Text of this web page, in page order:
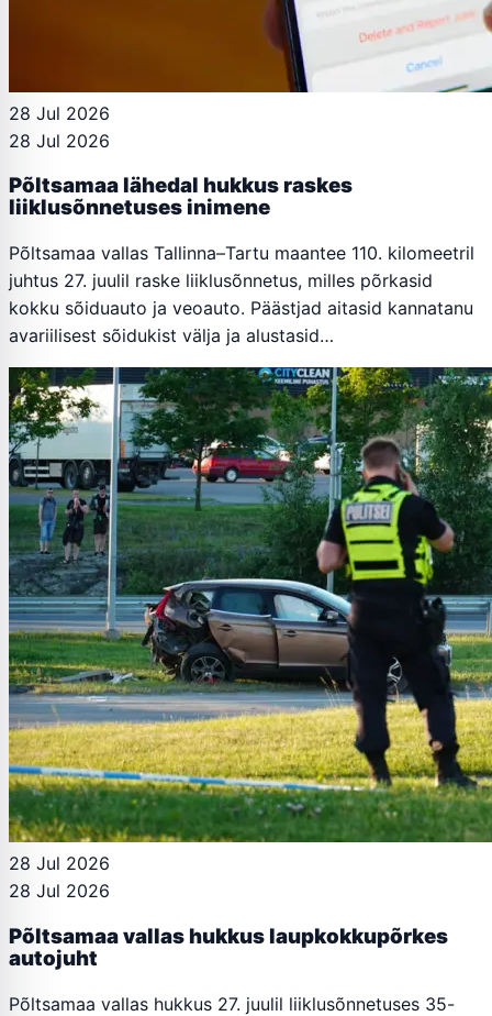
28 Jul 2026
28 Jul 2026
Põltsamaa lähedal hukkus raskes
liiklusõnnetuses inimene
Põltsamaa vallas Tallinna–Tartu maantee 110. kilomeetril
juhtus 27. juulil raske liiklusõnnetus, milles põrkasid
kokku sõiduauto ja veoauto. Päästjad aitasid kannatanu
avariilisest sõidukist välja ja alustasid…
28 Jul 2026
28 Jul 2026
Põltsamaa vallas hukkus laupkokkupõrkes
autojuht
Põltsamaa vallas hukkus 27. juulil liiklusõnnetuses 35-